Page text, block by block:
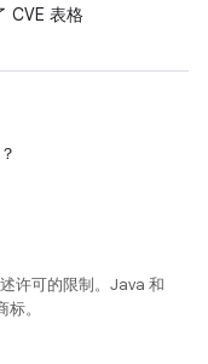
CVE 表格
许可的限制。Java 和
。